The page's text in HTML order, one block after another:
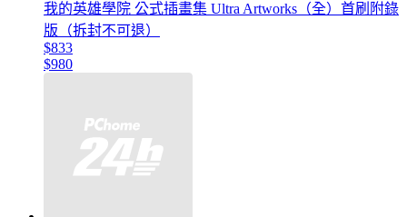
我的英雄學院 公式插畫集 Ultra Artworks（全）首刷附錄
版（拆封不可退）
$833
$980